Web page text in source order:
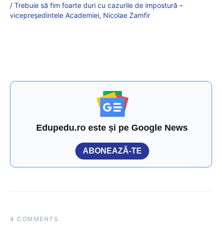
/ Trebuie să fim foarte duri cu cazurile de impostură –
vicepreședintele Academiei, Nicolae Zamfir
Edupedu.ro este și pe Google News
ABONEAZĂ-TE
4 COMMENTS